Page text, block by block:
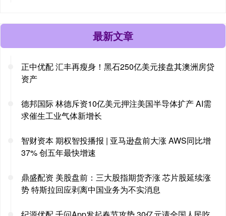
最新文章
正中优配 汇丰再瘦身！黑石250亿美元接盘其澳洲房贷
资产
德邦国际 林德斥资10亿美元押注美国半导体扩产 AI需
求催生工业气体新增长
智财资本 期权智投播报 | 亚马逊盘前大涨 AWS同比增
37% 创五年最快增速
鼎盛配资 美股盘前：三大股指期货齐涨 芯片股延续涨
势 特斯拉回应剥离中国业务为不实消息